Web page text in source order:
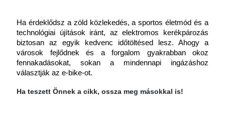
Ha érdeklődsz a zöld közlekedés, a sportos életmód és a
technológiai újítások iránt, az elektromos kerékpározás
biztosan az egyik kedvenc időtöltésed lesz. Ahogy a
városok fejlődnek és a forgalom gyakrabban okoz
fennakadásokat, sokan a mindennapi ingázáshoz
választják az e-bike-ot.
Ha teszett Önnek a cikk, ossza meg másokkal is!